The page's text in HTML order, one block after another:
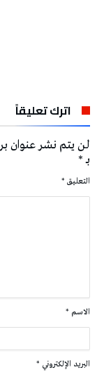
اترك تعليقاً
لن يتم نشر عنوان
بـ*
التعليق *
الاسم *
البريد الإلكتروني *